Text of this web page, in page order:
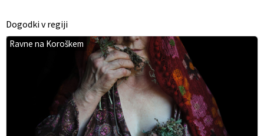
Dogodki v regiji
Ravne na Koroškem